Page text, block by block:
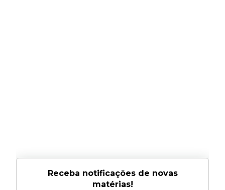
Receba notificações de novas
matérias!